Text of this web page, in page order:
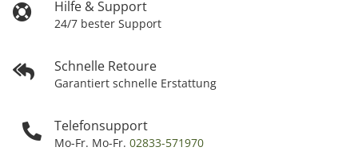
Hilfe & Support
24/7 bester Support
Schnelle Retoure
Garantiert schnelle Erstattung
Telefonsupport
Mo-Fr. Mo-Fr. 02833-571970